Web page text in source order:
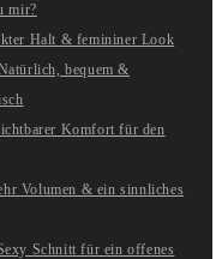
mir?
Halt & femininer Look
bequem &
Komfort für den
Volumen & ein sinnliches
Schnitt für ein offenes